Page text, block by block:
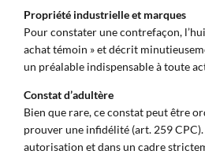
Propriété industrielle et marques
Pour constater une contrefaçon,
achat témoin » et décrit
un préalable indispensable à toute
Constat d’adultère
Bien que rare, ce constat peut être
prouver une infidélité (art. 259 CPC).
autorisation et dans un cadre